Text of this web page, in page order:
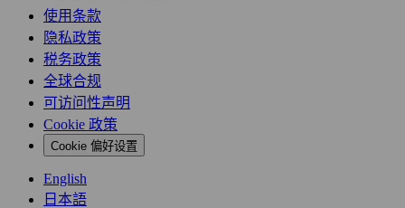
使用条款
隐私政策
税务政策
全球合规
可访问性声明
Cookie 政策
Cookie 偏好设置
English
日本語